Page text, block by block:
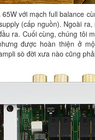
với mạch full balance
(cấp nguồn). Ngoài
ra. Cuối cùng, chúng tôi
được hoàn thiện ở
sò đời xưa nào cũng